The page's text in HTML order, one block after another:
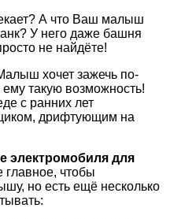
А что Ваш малыш
У него даже башня
не найдёте!
хочет зажечь по-
такую возможность!
с ранних лет
дрифтующим на
электромобиля для
главное, чтобы
но есть ещё несколько